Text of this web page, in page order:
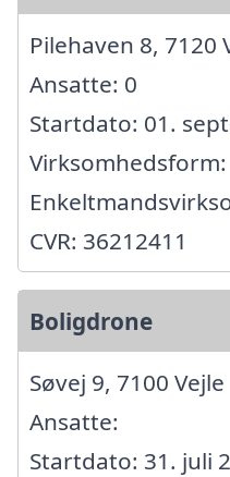
Pilehaven 8, 7120
Ansatte: 0
Startdato: 01.
Virksomhedsform:
CVR: 36212411
Boligdrone
Søvej 9, 7100 Vejle
Ansatte:
Startdato: 31. juli